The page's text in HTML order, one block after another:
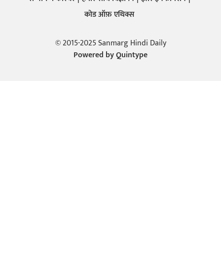
कोड ऑफ़ एथिक्स
© 2015-2025 Sanmarg Hindi Daily
Powered byQuintype